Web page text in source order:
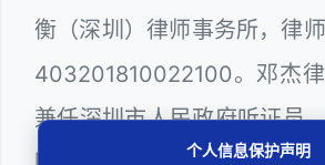
衡（深圳）律师事务所，律
403201810022100。邓杰律
兼任深圳市人民政府听证员
个人信息保护声明